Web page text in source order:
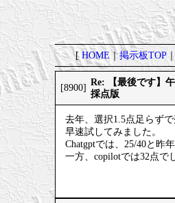
[HOME｜掲示板TOP
[8900]
Re: 【最後です】
採点版
去年、選択1.5点足らずで
早速試してみました。
Chatgptでは、25/40と昨
一方、copilotでは32点で